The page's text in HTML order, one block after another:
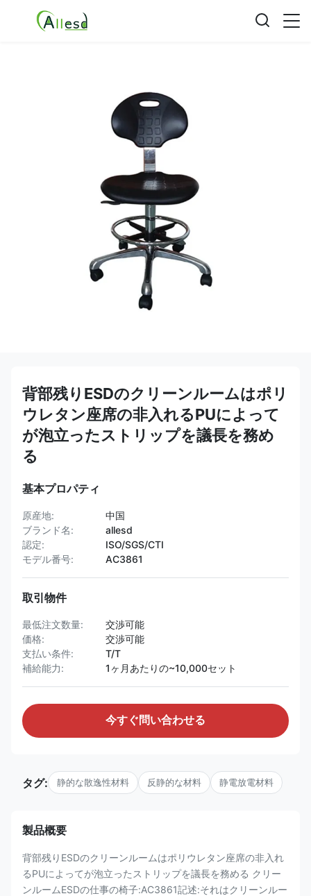
背部残りESDのクリーンルームはポリ
ウレタン座席の非入れるPUによって
が泡立ったストリップを議長を務め
る
基本プロパティ
原産地:
中国
ブランド名:
allesd
認定:
ISO/SGS/CTI
モデル番号:
AC3861
取引物件
最低注文数量:
交渉可能
価格:
交渉可能
支払い条件:
T/T
補給能力:
1ヶ月あたりの~10,000セット
今すぐ問い合わせる
タグ: 静的な散逸性材料 反静的な材料 静電放電材料
製品概要
背部残りESDのクリーンルームはポリウレタン座席の非入れ
るPUによってが泡立ったストリップを議長を務める クリー
ンルームESDの仕事の椅子:AC3861記述:それはクリーンルー